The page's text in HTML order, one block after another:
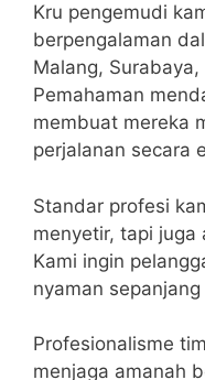
Kru pengemudi
berpengalaman
Malang,
Pemahaman
membuat mereka
perjalanan secara
Standar profesi
menyetir, tapi juga
Kami ingin
nyaman
Profesionalisme
menjaga amanah